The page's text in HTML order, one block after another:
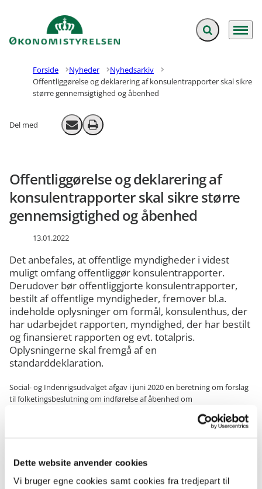
Dette website anvender cookies
Vi bruger egne cookies samt cookies fra tredjepart til
Gå til forsiden Fold søgefelt ud
Menu
Forside Nyheder
Nyhedsarkiv
Offentliggørelse og deklarering af konsulentrapporter skal sikre
større gennemsigtighed og åbenhed
Del med Send email
Print
Offentliggørelse og deklarering af
konsulentrapporter skal sikre større
gennemsigtighed og åbenhed
13.01.2022
Det anbefales, at offentlige myndigheder i videst
muligt omfang offentliggør konsulentrapporter.
Derudover bør offentliggjorte konsulentrapporter,
bestilt af offentlige myndigheder, fremover bl.a.
indeholde oplysninger om formål, konsulenthus, der
har udarbejdet rapporten, myndighed, der har bestilt
og finansieret rapporten og evt. totalpris.
Oplysningerne skal fremgå af en
standarddeklaration.
Social- og Indenrigsudvalget afgav i juni 2020 en beretning om forslag
til folketingsbeslutning om indførelse af åbenhed om
Indenrigsudvalget opfordrede i beretningen til, at konsulentrapporter
offentligheden. Dette med henblik på at understøtte større
gennemsigtighed og åbenhed om konsulentrapporter af almennyttig
karakter bestilt af det offentlige.